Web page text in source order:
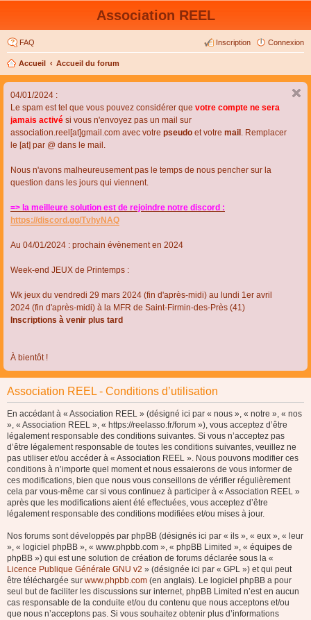
Association REEL
FAQ Connexion
Inscription
Accueil Accueil du forum
04/01/2024 :
Le spam est tel que vous pouvez considérer que votre compte ne sera
jamais activé si vous n'envoyez pas un mail sur
association.reel[at]gmail.com avec votre pseudo et votre mail . Remplacer
le [at] par @ dans le mail.
Nous n'avons malheureusement pas le temps de nous pencher sur la
question dans les jours qui viennent.
=> la meilleure solution est de rejoindre notre discord :
https://discord.gg/TvhyNAQ
Au 04/01/2024 : prochain évènement en 2024
Week-end JEUX de Printemps :
Wk jeux du vendredi 29 mars 2024 (fin d'après-midi) au lundi 1er avril
2024 (fin d'après-midi) à la MFR de Saint-Firmin-des-Près (41)
Inscriptions à venir plus tard
À bientôt !
Association REEL - Conditions d’utilisation
En accédant à « Association REEL » (désigné ici par « nous », « notre », « nos
», « Association REEL », « https://reelasso.fr/forum »), vous acceptez d’être
légalement responsable des conditions suivantes. Si vous n’acceptez pas
d’être légalement responsable de toutes les conditions suivantes, veuillez ne
pas utiliser et/ou accéder à « Association REEL ». Nous pouvons modifier ces
conditions à n’importe quel moment et nous essaierons de vous informer de
ces modifications, bien que nous vous conseillons de vérifier régulièrement
cela par vous-même car si vous continuez à participer à « Association REEL »
après que les modifications aient été effectuées, vous acceptez d’être
légalement responsable des conditions modifiées et/ou mises à jour.
Nos forums sont développés par phpBB (désignés ici par « ils », « eux », « leur
», « logiciel phpBB », « www.phpbb.com », « phpBB Limited », « équipes de
phpBB ») qui est une solution de création de forums déclarée sous la «
Licence Publique Générale GNU v2 » (désignée ici par « GPL ») et qui peut
être téléchargée sur www.phpbb.com (en anglais). Le logiciel phpBB a pour
seul but de faciliter les discussions sur internet, phpBB Limited n’est en aucun
cas responsable de la conduite et/ou du contenu que nous acceptons et/ou
que nous n’acceptons pas. Si vous souhaitez obtenir plus d’informations